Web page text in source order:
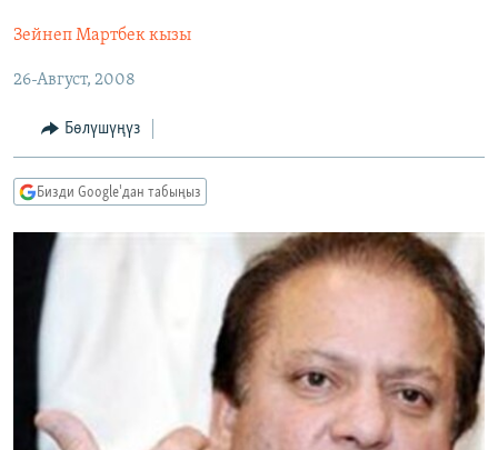
МАДАНИЯТ
ТВ ПРОГРАММАЛАР
БҮГҮН АЗАТТЫКТА
ЭКСПЕРТТЕР ТАЛДАЙТ
ДАНИСТЕ
ЭЖЕ-СИҢДИЛЕР
АЗАТТЫК+
ЫҢГАЙСЫЗ СУРООЛОР
ПОДКАСТ
ӨЗГӨЧӨ ПИКИР
Русский
ОНЛАЙН ШЕРИНЕ
ЭЕ/АРнун бардык сайттары
Зейнеп Мартбек кызы
26-Август, 2008
Бөлүшүңүз
Бизди Google'дан табыңыз